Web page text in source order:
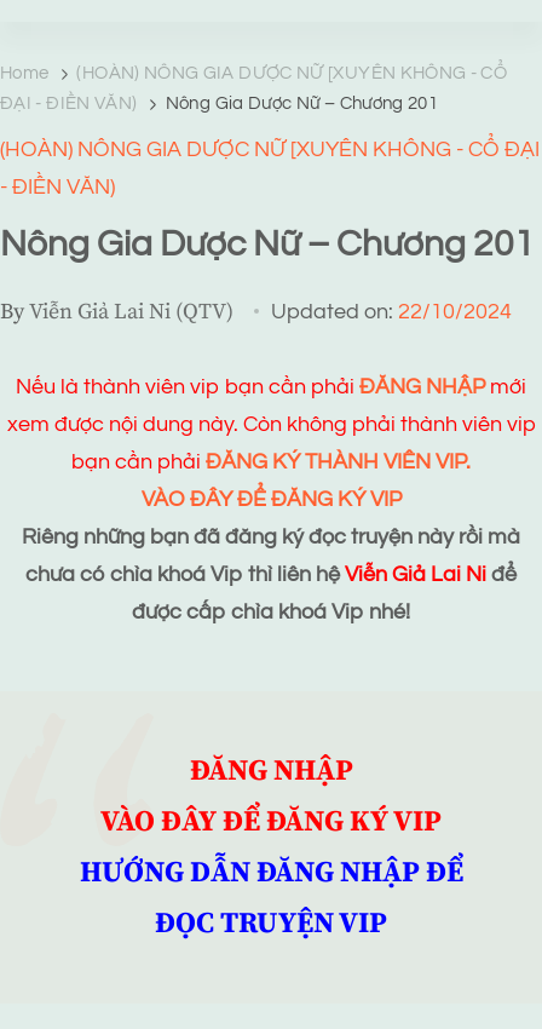
Home
(HOÀN) NÔNG GIA DƯỢC NỮ [XUYÊN KHÔNG - CỔ
ĐẠI - ĐIỀN VĂN)
Nông Gia Dược Nữ – Chương 201
(HOÀN) NÔNG GIA DƯỢC NỮ [XUYÊN KHÔNG - CỔ ĐẠI
- ĐIỀN VĂN)
Nông Gia Dược Nữ – Chương 201
ByViễn Giả Lai Ni (QTV) Updated on: 22/10/2024
Nếu là thành viên vip bạn cần phải ĐĂNG NHẬPmới
xem được nội dung này. Còn không phải thành viên vip
bạn cần phải ĐĂNG KÝ THÀNH VIÊN VIP.
VÀO ĐÂY ĐỂ ĐĂNG KÝ VIP
Riêng những bạn đã đăng ký đọc truyện này rồi mà
chưa có chìa khoá Vip thì liên hệViễn Giả Lai Ni để
được cấp chìa khoá Vip nhé!
ĐĂNG NHẬP
VÀO ĐÂY ĐỂ ĐĂNG KÝ VIP
HƯỚNG DẪN ĐĂNG NHẬP ĐỂ
ĐỌC TRUYỆN VIP